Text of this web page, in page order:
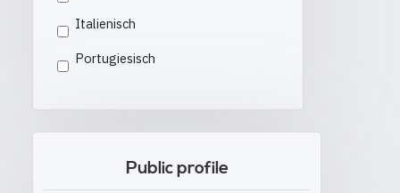
Italienisch
Portugiesisch
Public profile